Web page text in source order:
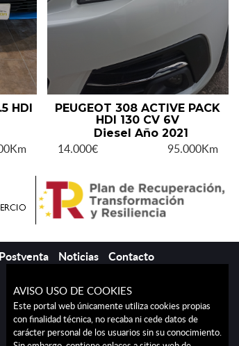
HDI
PEUGEOT 308 ACTIVE PACK
HDI 130 CV 6V
Diesel Año 2021
14.000€ 95.000Km
Postventa Noticias Contacto
AVISO USO DE COOKIES
Este portal web únicamente utiliza cookies propias
con finalidad técnica, no recaba ni cede datos de
carácter personal de los usuarios sin su conocimiento.